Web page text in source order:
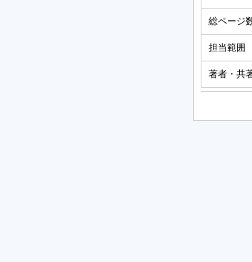
総ページ
担当範囲
著者・共